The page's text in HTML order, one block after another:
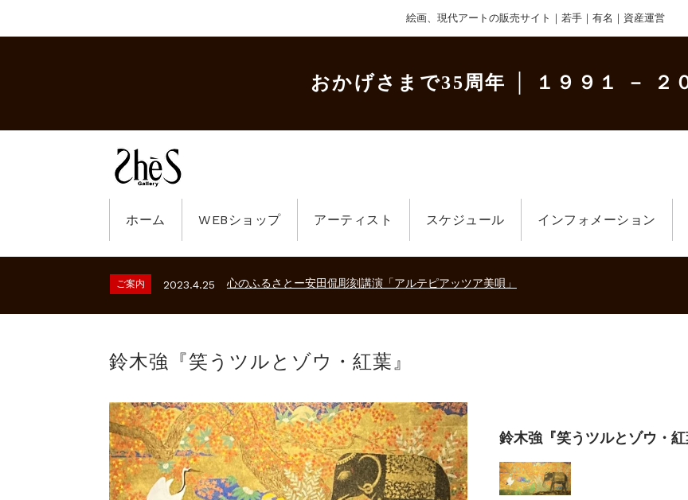
絵画、現代アートの販売サイト｜若手｜有名｜資産運営
おかげさまで35周年 │ １９９１ － ２
ホーム WEBショップ アーティスト スケジュール インフォメーション
2023.2.25 ギャラリーシーズ「秋の美術散歩 京都・大阪 ～二都物語～」
ご案内 2023.4.25 心のふるさとー安田侃彫刻講演「アルテピアッツア美唄」
2023.4.25
ご案内 2023.2.25 ギャラリーシーズ「秋の美術散歩 京都・大阪 ～二都物語～」
鈴木強『笑うツルとゾウ・紅葉』
鈴木強『笑うツルとゾウ・紅